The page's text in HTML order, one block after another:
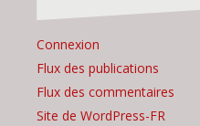
Connexion
Flux des publications
Flux des commentaires
Site de WordPress-FR